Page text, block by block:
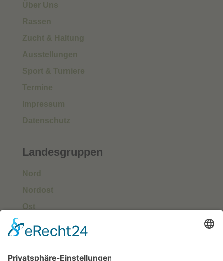
Über Uns
Rassen
Zucht & Haltung
Ausstellungen
Sport & Turniere
Termine
Impressum
Datenschutz
Landesgruppen
Nord
Nordost
Ost
Süd
West